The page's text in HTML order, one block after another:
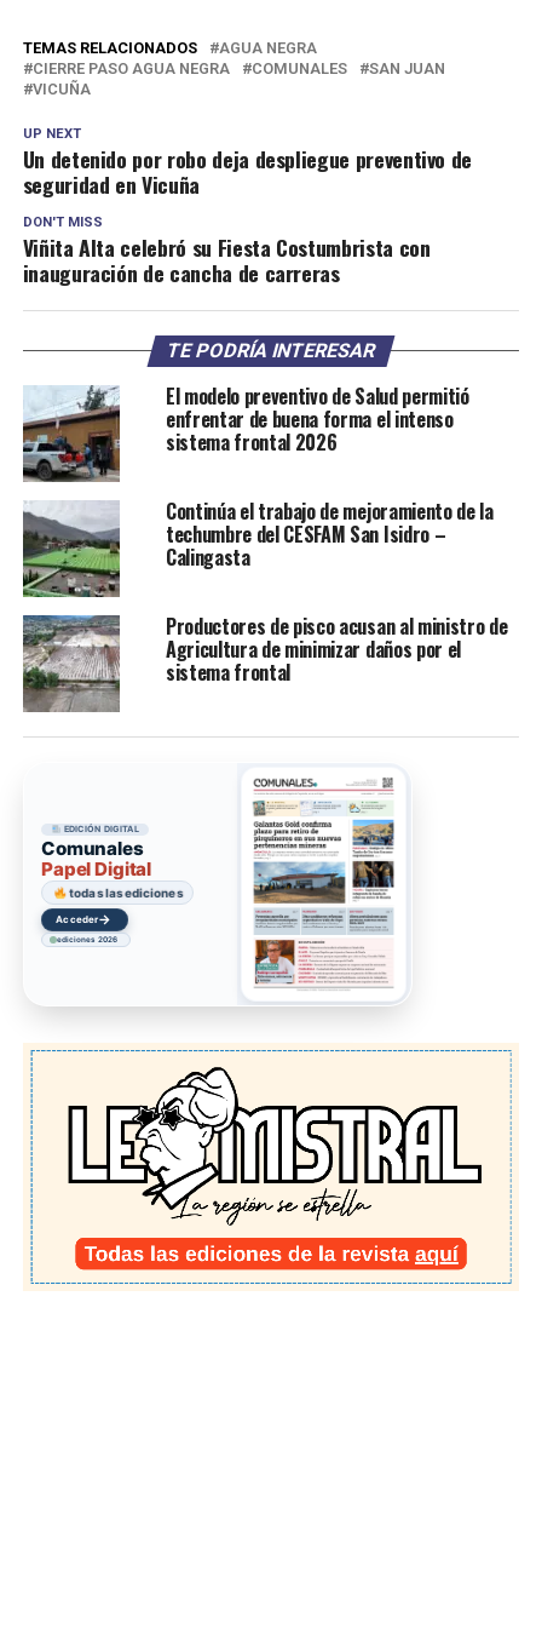
TEMAS RELACIONADOS
AGUA NEGRA
CIERRE PASO AGUA NEGRA
COMUNALES
SAN JUAN
VICUÑA
UP NEXT
Un detenido por robo deja despliegue preventivo de
seguridad en Vicuña
DON'T MISS
Viñita Alta celebró su Fiesta Costumbrista con
inauguración de cancha de carreras
TE PODRÍA INTERESAR
El modelo preventivo de Salud permitió
enfrentar de buena forma el intenso
sistema frontal 2026
Continúa el trabajo de mejoramiento de la
techumbre del CESFAM San Isidro –
Calingasta
Productores de pisco acusan al ministro de
Agricultura de minimizar daños por el
sistema frontal
EDICIÓN DIGITAL
Comunales
Papel Digital
todas las ediciones
Acceder→
ediciones 2026